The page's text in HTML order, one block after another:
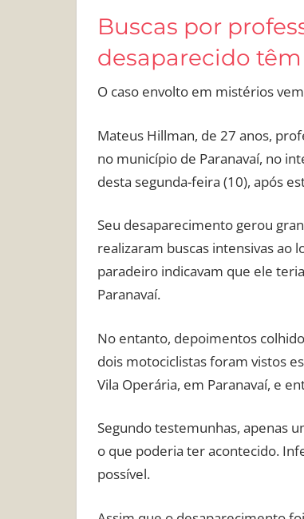
Buscas por
desaparecido
O caso envolto em mistérios
Mateus Hillman, de 27 anos,
no município de Paranavaí, no
desta segunda-feira (10), após
Seu desaparecimento gerou
realizaram buscas intensivas ao
paradeiro indicavam que ele
Paranavaí.
No entanto, depoimentos
dois motociclistas foram vistos
Vila Operária, em Paranavaí, e
Segundo testemunhas, apenas
o que poderia ter acontecido.
possível.